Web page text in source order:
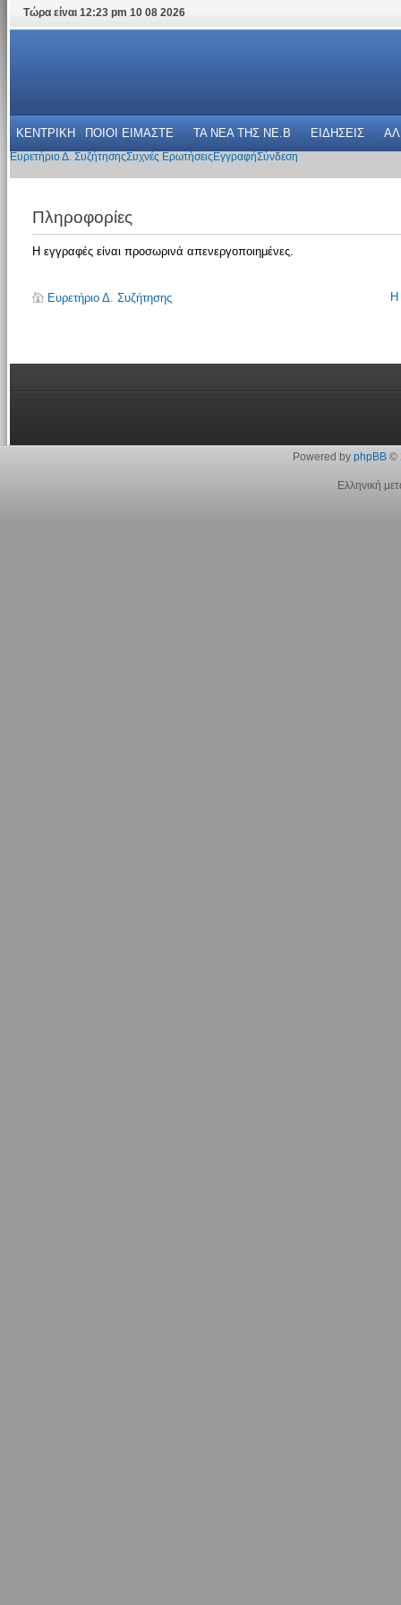
Τώρα είναι 12:23 pm 10 08 2026
ΚΕΝΤΡΙΚΗ ΠΟΙΟΙ ΕΙΜΑΣΤΕ ΤΑ ΝΕΑ THΣ NE.B ΕΙΔΗΣΕΙΣ
Ευρετήριο Δ. ΣυζήτησηςΣυχνές Ερωτήσεις ΕγγραφήΣύνδεση
Πληροφορίες
Η εγγραφές είναι προσωρινά απενεργοποιημένες.
Ευρετήριο Δ. Συζήτησης Η
Powered by phpBB©
Ελληνική